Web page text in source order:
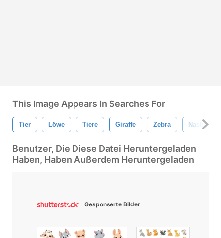
This Image Appears In Searches For
Tier Löwe Tiere Giraffe Zebra Nashorn
Benutzer, Die Diese Datei Heruntergeladen
Haben, Haben Außerdem Heruntergeladen
Gesponserte Bilder